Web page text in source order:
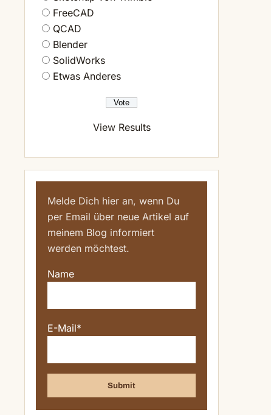
FreeCAD
QCAD
Blender
SolidWorks
Etwas Anderes
View Results
Melde Dich hier an, wenn Du
per Email über neue Artikel auf
meinem Blog informiert
werden möchtest.
Name
E-Mail*